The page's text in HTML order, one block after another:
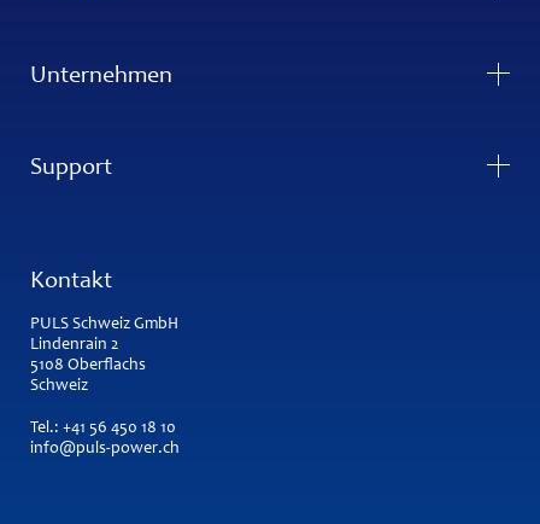
Unternehmen
Support
Kontakt
PULS Schweiz GmbH
Lindenrain 2
5108 Oberflachs
Schweiz
Tel.: +41 56 450 18 10
info@puls-power.ch